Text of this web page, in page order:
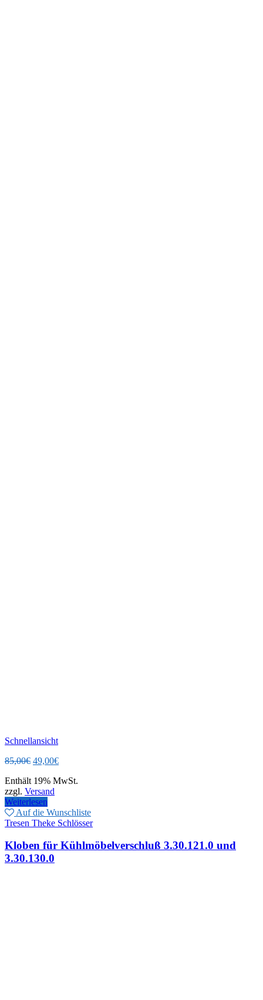
Schnellansicht
85,00€ Ursprünglicher
war:
85,00€
49,00€Aktueller
ist:
Enthält 19% MwSt.
zzgl. Versand
Weiterlesen
Auf die Wunschliste
Tresen Theke Schlösser
Kloben für Kühlmöbelverschluß 3.30.121.0 und
3.30.130.0